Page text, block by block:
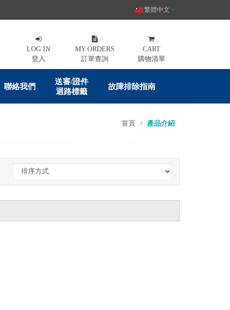
繁體中文
LOG IN
登入
MY ORDERS
訂單查詢
CART
購物清單
聯絡我們
送審/證件
迴路標籤
故障排除指南
首頁 產品介紹